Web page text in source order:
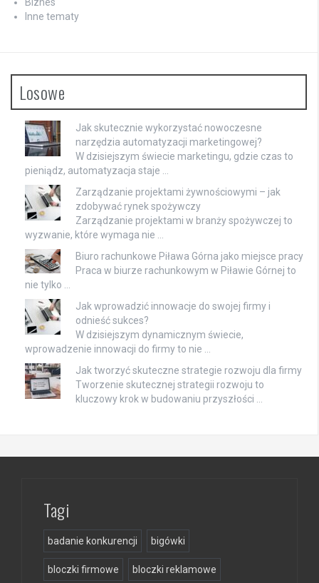
Biznes
Inne tematy
Losowe
Jak skutecznie wykorzystać nowoczesne
narzędzia automatyzacji marketingowej?
W dzisiejszym świecie marketingu, gdzie czas to
pieniądz, automatyzacja staje …
Zarządzanie projektami żywnościowymi – jak
zdobywać rynek spożywczy
Zarządzanie projektami w branży spożywczej to
wyzwanie, które wymaga nie …
Biuro rachunkowe Piława Górna jako miejsce pracy
Praca w biurze rachunkowym w Piławie Górnej to
nie tylko …
Jak wprowadzić innowacje do swojej firmy i
odnieść sukces?
W dzisiejszym dynamicznym świecie,
wprowadzenie innowacji do firmy to nie …
Jak tworzyć skuteczne strategie rozwoju dla firmy
Tworzenie skutecznej strategii rozwoju to
kluczowy krok w budowaniu przyszłości …
Tagi
badanie konkurencji bigówki
bloczki firmowe bloczki reklamowe